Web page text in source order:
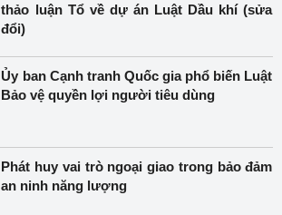
thảo luận Tổ về dự án Luật Dầu khí (sửa
đổi)
Ủy ban Cạnh tranh Quốc gia phổ biến Luật
Bảo vệ quyền lợi người tiêu dùng
Phát huy vai trò ngoại giao trong bảo đảm
an ninh năng lượng